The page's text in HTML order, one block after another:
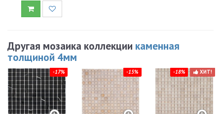
Другая мозаика коллекции каменная
толщиной 4мм
-17% -15% -18% ХИТ!